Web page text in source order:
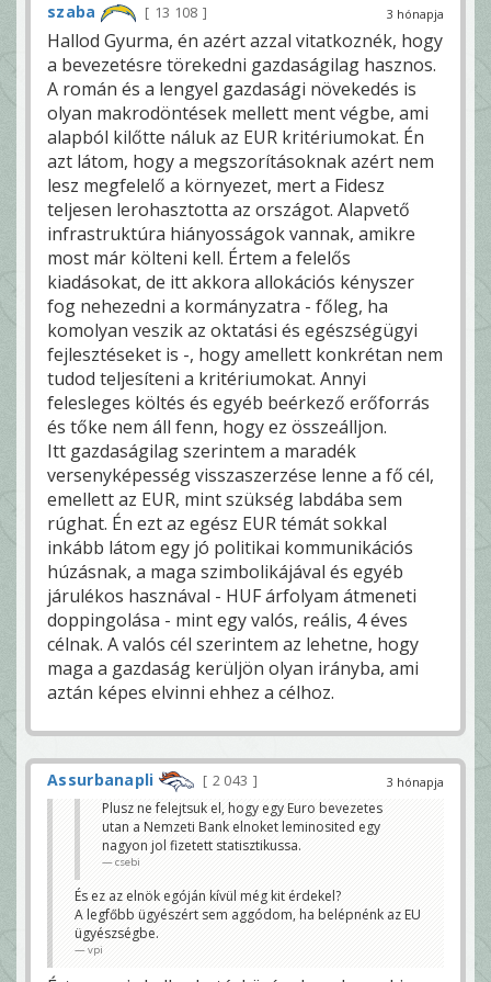
3 hónapja
szaba 13 108
Hallod Gyurma, én azért azzal vitatkoznék, hogy
a bevezetésre törekedni gazdaságilag hasznos.
A román és a lengyel gazdasági növekedés is
olyan makrodöntések mellett ment végbe, ami
alapból kilőtte náluk az EUR kritériumokat. Én
azt látom, hogy a megszorításoknak azért nem
lesz megfelelő a környezet, mert a Fidesz
teljesen lerohasztotta az országot. Alapvető
infrastruktúra hiányosságok vannak, amikre
most már költeni kell. Értem a felelős
kiadásokat, de itt akkora allokációs kényszer
fog nehezedni a kormányzatra - főleg, ha
komolyan veszik az oktatási és egészségügyi
fejlesztéseket is -, hogy amellett konkrétan nem
tudod teljesíteni a kritériumokat. Annyi
felesleges költés és egyéb beérkező erőforrás
és tőke nem áll fenn, hogy ez összeálljon.
Itt gazdaságilag szerintem a maradék
versenyképesség visszaszerzése lenne a fő cél,
emellett az EUR, mint szükség labdába sem
rúghat. Én ezt az egész EUR témát sokkal
inkább látom egy jó politikai kommunikációs
húzásnak, a maga szimbolikájával és egyéb
járulékos hasznával - HUF árfolyam átmeneti
doppingolása - mint egy valós, reális, 4 éves
célnak. A valós cél szerintem az lehetne, hogy
maga a gazdaság kerüljön olyan irányba, ami
aztán képes elvinni ehhez a célhoz.
3 hónapja
Assurbanapli
2 043
Plusz ne felejtsuk el, hogy egy Euro bevezetes
utan a Nemzeti Bank elnoket leminosited egy
nagyon jol fizetett statisztikussa.
csebi
És ez az elnök egóján kívül még kit érdekel?
A legfőbb ügyészért sem aggódom, ha belépnénk az EU
ügyészségbe.
vpi